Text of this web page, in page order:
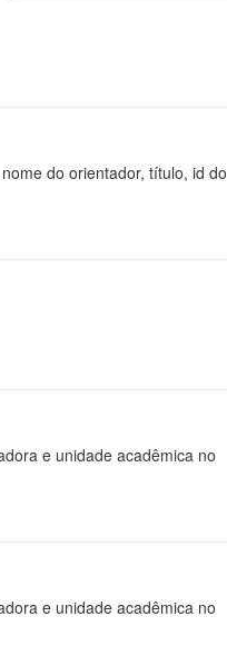
do orientador, título, id do
e unidade acadêmica no
e unidade acadêmica no